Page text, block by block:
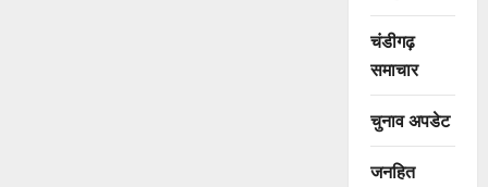
चंडीगढ़
समाचार
चुनाव अपडेट
जनहित